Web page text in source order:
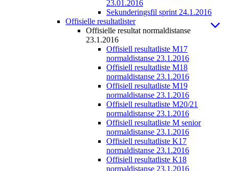
23.01.2016
Sekunderingsfil sprint 24.1.2016
Offisielle resultatlister
Offisielle resultat normaldistanse
23.1.2016
Offisiell resultatliste M17
normaldistanse 23.1.2016
Offisiell resultatliste M18
normaldistanse 23.1.2016
Offisiell resultatliste M19
normaldistanse 23.1.2016
Offisiell resultatliste M20/21
normaldistanse 23.1.2016
Offisiell resultatliste M senior
normaldistanse 23.1.2016
Offisiell resultatliste K17
normaldistanse 23.1.2016
Offisiell resultatliste K18
normaldistanse 23.1.2016